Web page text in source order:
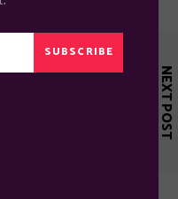
SUBSCRIBE
NEXT POST